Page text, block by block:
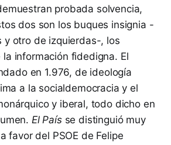
probada solvencia,
dos son los buques insignia -
y otro de izquierdas-, los
información fidedigna. El
en 1.976, de ideología
a la socialdemocracia y el
y iberal, todo dicho en
El Paísse distinguió muy
favor del PSOE de Felipe